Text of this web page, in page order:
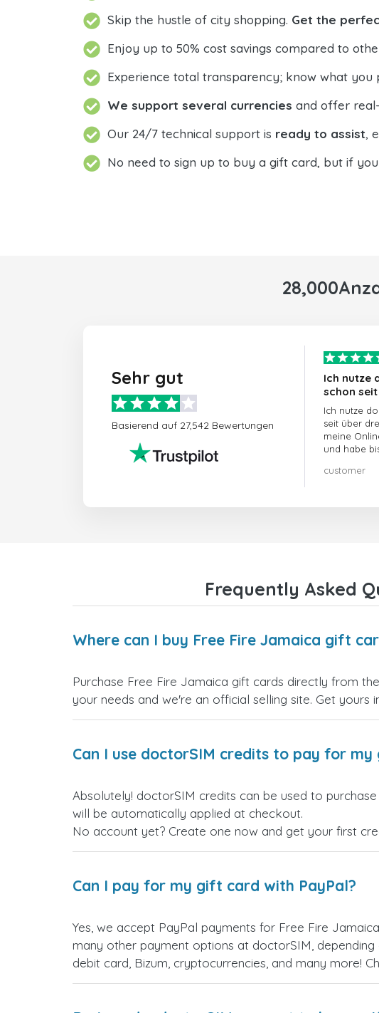
Skip the hustle of city shopping. Get the
Enjoy up to 50% cost savings compared to
Experience total transparency; know what you
We support several currencies and offer
Our 24/7 technical support is ready to assist,
No need to sign up to buy a gift card, but if
Sehr gut
Basierend auf 27,542 Bewertungen
Ich nutze
schon
Ich nutze
seit über
meine
und habe
empfehlen!!!
customer
Frequently Asked
Where can I buy Free Fire Jamaica gift
Purchase Free Fire Jamaica gift cards directly from
your needs and we're an official selling site. Get yours
Can I use doctorSIM credits to pay for
Absolutely! doctorSIM credits can be used to
will be automatically applied at checkout.
No account yet? Create one now and get your first
Can I pay for my gift card with PayPal?
Yes, we accept PayPal payments for Free Fire
many other payment options at doctorSIM,
debit card, Bizum, cryptocurrencies, and many more!